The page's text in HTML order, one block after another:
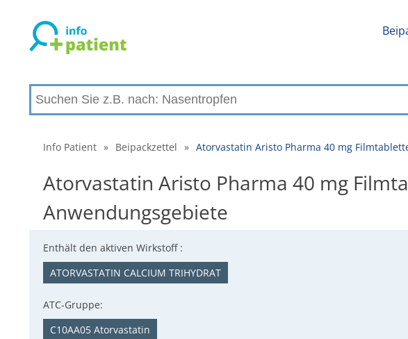
Info Patient » Beipackzettel » Atorvastatin Aristo Pharma 40 mg
Atorvastatin Aristo Pharma 40 mg
Anwendungsgebiete
Enthält den aktiven Wirkstoff :
ATORVASTATIN CALCIUM TRIHYDRAT
ATC-Gruppe:
C10AA05 Atorvastatin